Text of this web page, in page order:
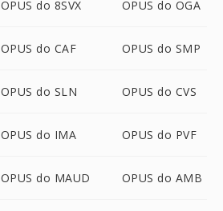
OPUS do 8SVX OPUS do OGA
OPUS do CAF OPUS do SMP
OPUS do SLN OPUS do CVS
OPUS do IMA OPUS do PVF
OPUS do MAUD OPUS do AMB